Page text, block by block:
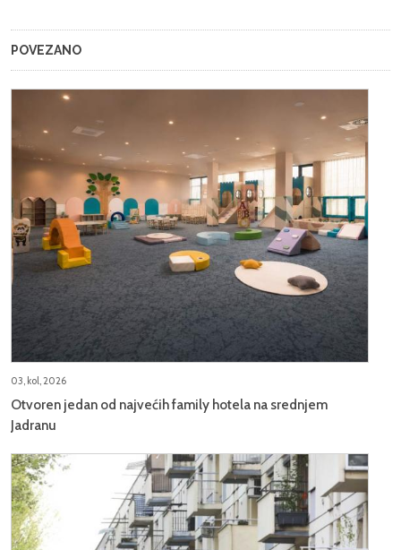
POVEZANO
03, kol, 2026
Otvoren jedan od najvećih family hotela na srednjem
Jadranu